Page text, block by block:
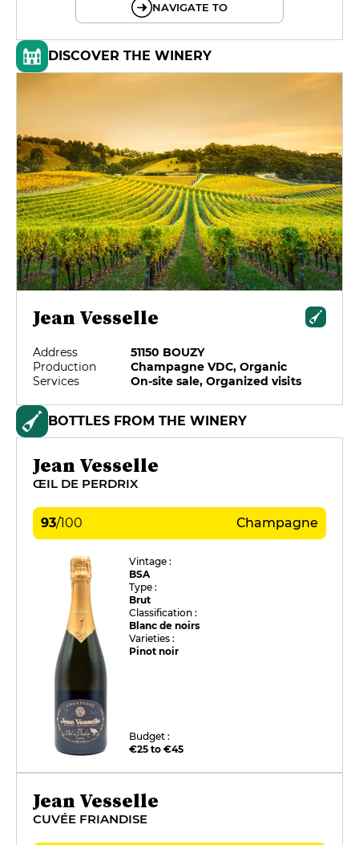
NAVIGATE TO
DISCOVER THE WINERY
Jean Vesselle
Address
51150 BOUZY
Production
Champagne VDC, Organic
Services
On-site sale, Organized visits
BOTTLES FROM THE WINERY
Jean Vesselle
ŒIL DE PERDRIX
93/100 Champagne
Vintage :
BSA
Type :
Brut
Classification :
Blanc de noirs
Varieties :
Pinot noir
Budget :
€25 to €45
Jean Vesselle
CUVÉE FRIANDISE